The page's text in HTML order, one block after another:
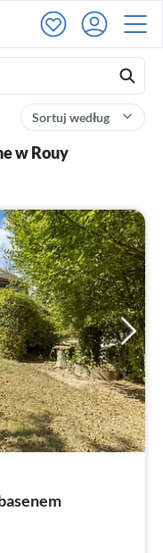
Sortuj według
w Rouy